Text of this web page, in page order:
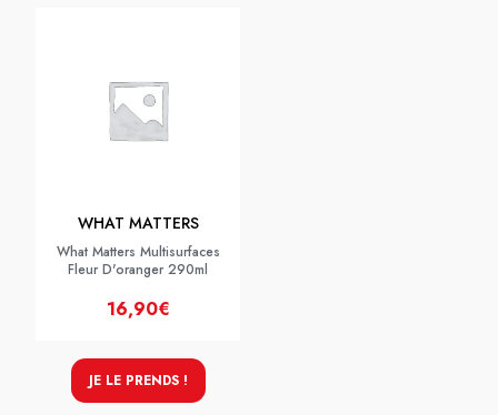
WHAT MATTERS
What Matters Multisurfaces
Fleur D'oranger 290ml
16,90€
JE LE PRENDS !